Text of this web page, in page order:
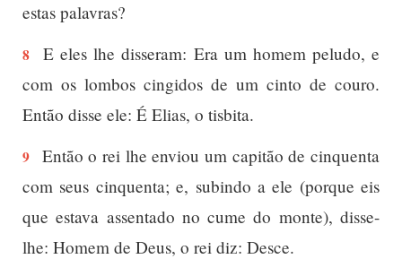
estas palavras?
8
E eles lhe disseram: Era um homem peludo, e
com os lombos cingidos de um cinto de couro.
Então disse ele: É Elias, o tisbita.
9
Então o rei lhe enviou um capitão de cinquenta
com seus cinquenta; e, subindo a ele (porque eis
que estava assentado no cume do monte), disse-
lhe: Homem de Deus, o rei diz: Desce.